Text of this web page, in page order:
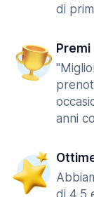
di
Premi
anni
di 4,5